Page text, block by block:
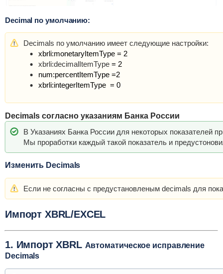
Decimal по умолчанию:
Decimals по умолчанию имеет следующие настройки:
xbrli:monetaryItemType = 2
xbrli:decimalItemType= 2
num:percentItemType=2
xbrli:integerItemType= 0
Decimals согласно указаниям Банка России
В Указаниях Банка России для некоторых показателей
Мы проработки каждый такой показатель и
Изменить Decimals
Если не согласны с предустановленым decimals для
Импорт XBRL/EXCEL
1. Импорт XBRL Автоматическое исправление
Decimals